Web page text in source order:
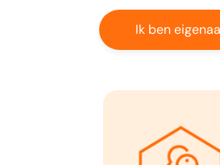
Ik ben